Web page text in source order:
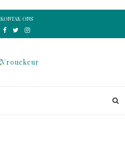
KONTAK ONS